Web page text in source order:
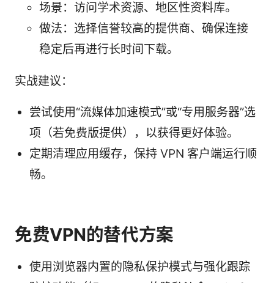
场景：访问学术资源、地区性资料库。
做法：选择信誉较高的提供商、确保连接
稳定后再进行长时间下载。
实战建议：
尝试使用“流媒体加速模式”或“专用服务器”选
项（若免费版提供），以获得更好体验。
定期清理应用缓存，保持 VPN 客户端运行顺
畅。
免费VPN的替代方案
使用浏览器内置的隐私保护模式与强化跟踪